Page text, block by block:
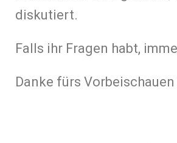
diskutiert.
Falls ihr Fragen habt,
Danke fürs